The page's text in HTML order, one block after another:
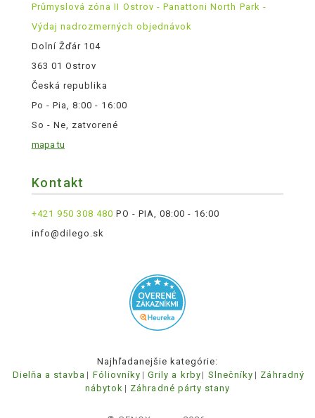
Průmyslová zóna II Ostrov - Panattoni North Park -
Výdaj nadrozmerných objednávok
Dolní Žďár 104
363 01 Ostrov
Česká republika
Po - Pia, 8:00 - 16:00
So - Ne, zatvorené
mapa tu
Kontakt
+421 950 308 480 PO - PIA, 08:00 - 16:00
info@dilego.sk
Najhľadanejšie kategórie:
Dielňa a stavba
Fóliovníky Grily a krby Slnečníky
Záhradný
nábytok
Záhradné párty stany